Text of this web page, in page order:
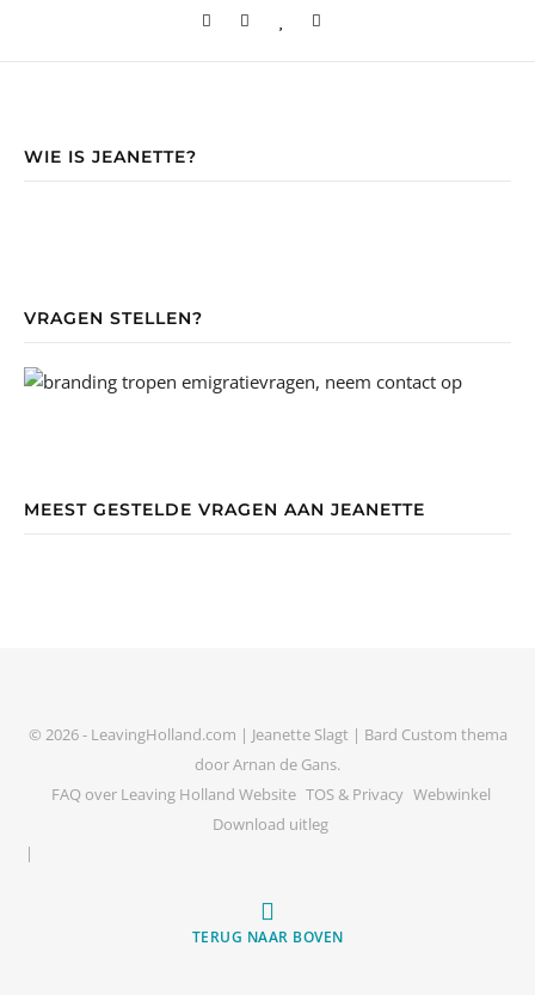
WIE IS JEANETTE?
VRAGEN STELLEN?
MEEST GESTELDE VRAGEN AAN JEANETTE
© 2026 - LeavingHolland.com | Jeanette Slagt | Bard Custom thema
doorArnan de Gans.
FAQ over Leaving Holland Website TOS & Privacy Webwinkel
Download uitleg
TERUG NAAR BOVEN